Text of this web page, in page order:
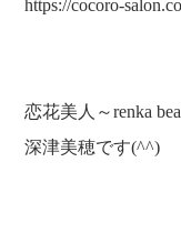
https://cocoro-
恋花美人～renka
深津美穂です(^^)